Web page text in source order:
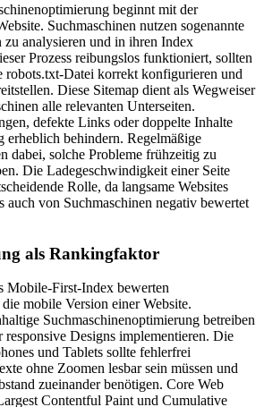
beginnt mit der
Suchmaschinen nutzen sogenannte
zu analysieren und in ihren Index
Prozess reibungslos funktioniert, sollten
robots.txt-Datei korrekt konfigurieren und
Diese Sitemap dient als Wegweiser
alle relevanten Unterseiten.
defekte Links oder doppelte Inhalte
erheblich behindern. Regelmäßige
dabei, solche Probleme frühzeitig zu
Die Ladegeschwindigkeit einer Seite
Rolle, da langsame Websites
auch von Suchmaschinen negativ bewertet
als Rankingfaktor
Mobile-First-Index bewerten
mobile Version einer Website.
Suchmaschinenoptimierung betreiben
responsive Designs implementieren. Die
und Tablets sollte fehlerfrei
ohne Zoomen lesbar sein müssen und
zueinander benötigen. Core Web
Contentful Paint und Cumulative